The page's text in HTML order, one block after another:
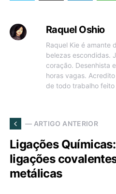
Raquel Oshio
Raquel Kie é amante
belezas escondidas.
coração. Desenhista
horas vagas.
de todo trabalho
— ARTIGO ANTERIOR
Ligações
ligações
metálicas